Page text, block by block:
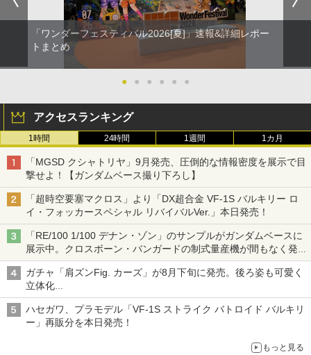
「ワンダーフェスティバル2026[夏]」速報&詳細レポー
トまとめ
● ● ● ● ● ●
アクセスランキング
1時間 24時間 1週間 1カ月
「MGSD クシャトリヤ」9月発売、圧倒的な情報密度を展示で目
撃せよ！【ガンダムベース撮り下ろし】
「超時空要塞マクロス」より「DX超合金 VF-1S バルキリー ロ
イ・フォッカースペシャル リバイバルVer.」本日発売！
「RE/100 1/100 デナン・ゾン」のサンプルがガンダムベースに
展示中。クロスボーン・バンガードの制式量産機が間もなく発送
【ガンダムベース撮り下ろし】
ガチャ「肩ズンFig. カーズ」が8月下旬に発売。後ろ姿も可愛く
立体化
ライトニング・マックィーンやメーターなど4種がラインナップ
ハセガワ、プラモデル「VF-1S ストライク バトロイド バルキリ
ー」再販分を本日発売！
もっと見る